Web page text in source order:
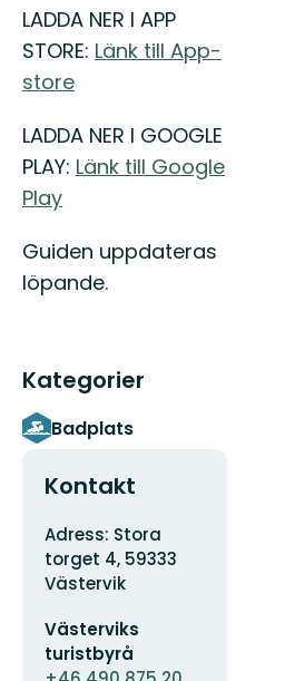
LADDA NER I APP
STORE: Länk till App-
store
LADDA NER I GOOGLE
PLAY: Länk till Google
Play
Guiden uppdateras
löpande.
Kategorier
Badplats
Kontakt
Adress
Adress: Stora
torget 4, 59333
Västervik
postadress
Västerviks
turistbyrå